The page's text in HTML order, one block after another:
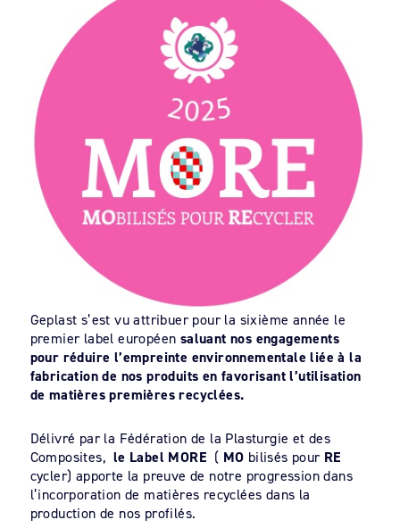
Geplast s’est vu attribuer pour la sixième année le
premier label européen saluant nos engagements
pour réduire l’empreinte environnementale liée à la
fabrication de nos produits en favorisant l’utilisation
de matières premières recyclées.
Délivré par la Fédération de la Plasturgie et des
Composites, le Label MORE ( MO bilisés pour RE
cycler) apporte la preuve de notre progression dans
l’incorporation de matières recyclées dans la
production de nos profilés.